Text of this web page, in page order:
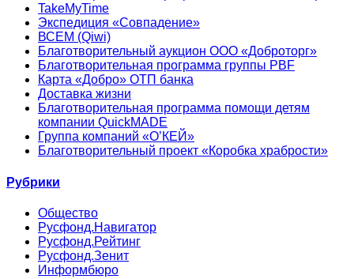
TakeMyTime
Экспедиция «Совпадение»
ВСЕМ (Qiwi)
Благотворительный аукцион ООО «Доброторг»
Благотворительная программа группы PBF
Карта «Добро» ОТП банка
Доставка жизни
Благотворительная программа помощи детям
компании QuickMADE
Группа компаний «О’КЕЙ»
Благотворительный проект «Коробка храбрости»
Рубрики
Общество
Русфонд.Навигатор
Русфонд.Рейтинг
Русфонд.Зенит
Информбюро